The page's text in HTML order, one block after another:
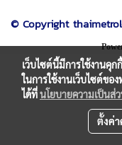
© Copyright
เว็บไซต์นี้มีการใช้งานคุ
ในการใช้งานเว็บไซต์ขอ
ได้ที่นโยบายความเป็นส่
ตั้งค่